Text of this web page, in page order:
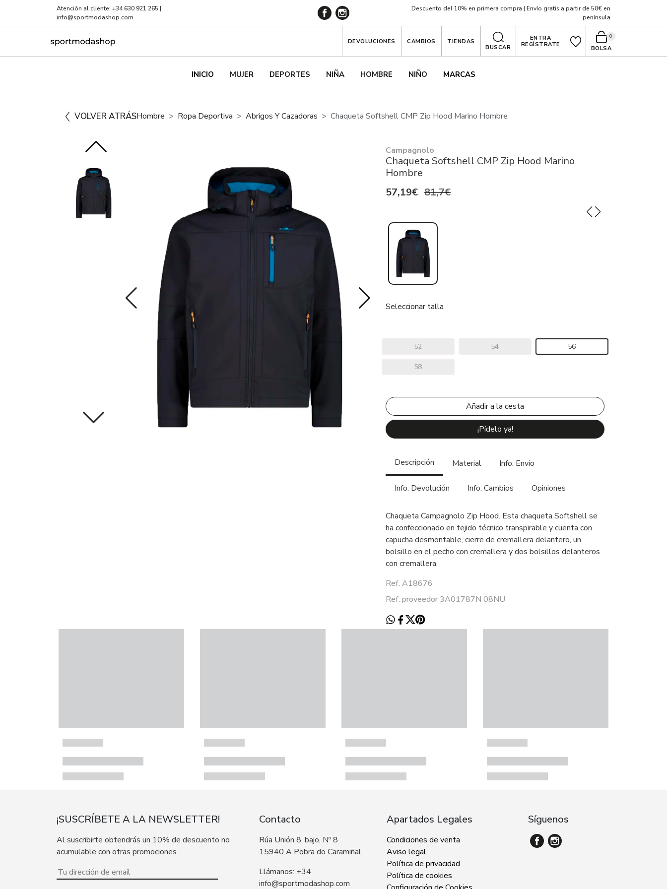
Atención al cliente: +34 630 921 265 |
info@sportmodashop.com
Descuento del 10% en primera compra | Envío gratis a partir de 50€ en
península
INICIO MUJER DEPORTES NIÑA HOMBRE NIÑO MARCAS
DEVOLUCIONES CAMBIOS
TIENDAS
BUSCAR
ENTRA
REGÍSTRATE
BOLSA
0
VOLVER ATRÁSHombre Ropa Deportiva Abrigos Y Cazadoras Chaqueta Softshell CMP Zip Hood Marino Hombre
Campagnolo
Chaqueta Softshell CMP Zip Hood Marino
Hombre
57,19€ 81,7€
Seleccionar talla
52 54 56
58
¡Pídelo ya!
Descripción Material Info. Envío
Info. Devolución Info. Cambios Opiniones
Chaqueta Campagnolo Zip Hood. Esta chaqueta Softshell se
ha confeccionado en tejido técnico transpirable y cuenta con
capucha desmontable, cierre de cremallera delantero, un
bolsillo en el pecho con cremallera y dos bolsillos delanteros
con cremallera.
Ref. A18676
Ref. proveedor 3A01787N 08NU
¡SUSCRÍBETE A LA NEWSLETTER!
Al suscribirte obtendrás un 10% de descuento no
acumulable con otras promociones
Contacto
Rúa Unión 8, bajo, Nº 8
15940 A Pobra do Caramiñal
Llámanos: +34
info@sportmodashop.com
Apartados Legales
Condiciones de venta
Aviso legal
Política de privacidad
Política de cookies
Síguenos